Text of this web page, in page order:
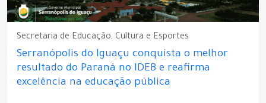
Secretaria de Educação, Cultura e Esportes
Serranópolis do Iguaçu conquista o melhor
resultado do Paraná no IDEB e reafirma
excelência na educação pública